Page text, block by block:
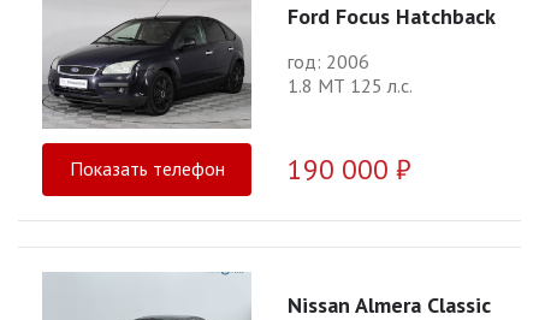
Ford Focus Hatchback
год: 2006
1.8 МТ 125 л.с.
Показать телефон 190 000 ₽
Nissan Almera Classic